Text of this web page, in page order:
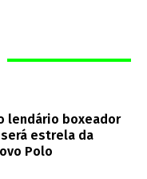
lendário boxeador
estrela da
Polo